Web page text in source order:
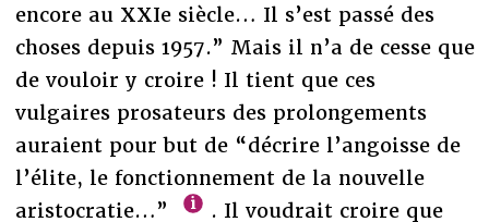
encore au XXIe siècle… Il s’est passé des
choses depuis 1957.” Mais il n’a de cesse que
de vouloir y croire ! Il tient que ces
vulgaires prosateurs des prolongements
auraient pour but de “décrire l’angoisse de
l’élite, le fonctionnement de la nouvelle
aristocratie…”
. Il voudrait croire que